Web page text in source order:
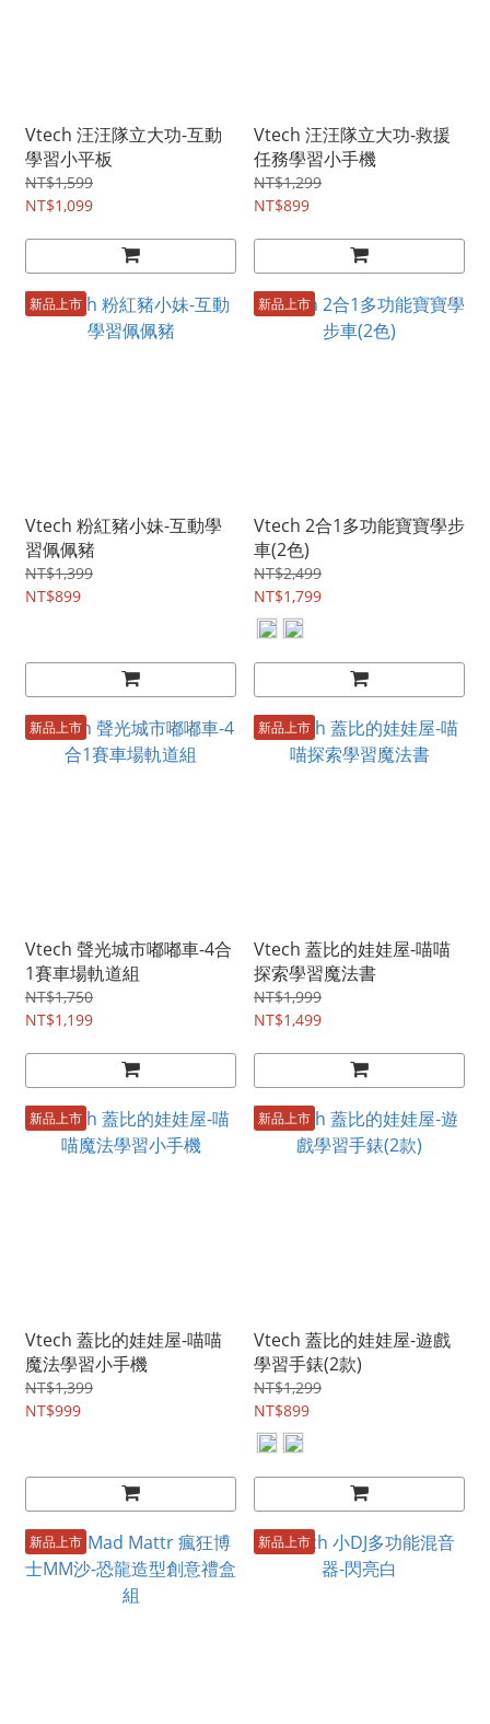
Vtech 汪汪隊立大功-互動
學習小平板
NT$1,599
NT$1,099
Vtech 汪汪隊立大功-救援
任務學習小手機
NT$1,299
NT$899
新品上市
Vtech 粉紅豬小妹-互動學
習佩佩豬
NT$1,399
NT$899
新品上市
Vtech 2合1多功能寶寶學步
車(2色)
NT$2,499
NT$1,799
新品上市
Vtech 聲光城市嘟嘟車-4合
1賽車場軌道組
NT$1,750
NT$1,199
新品上市
Vtech 蓋比的娃娃屋-喵喵
探索學習魔法書
NT$1,999
NT$1,499
新品上市
Vtech 蓋比的娃娃屋-喵喵
魔法學習小手機
NT$1,399
NT$999
新品上市
Vtech 蓋比的娃娃屋-遊戲
學習手錶(2款)
NT$1,299
NT$899
新品上市 新品上市